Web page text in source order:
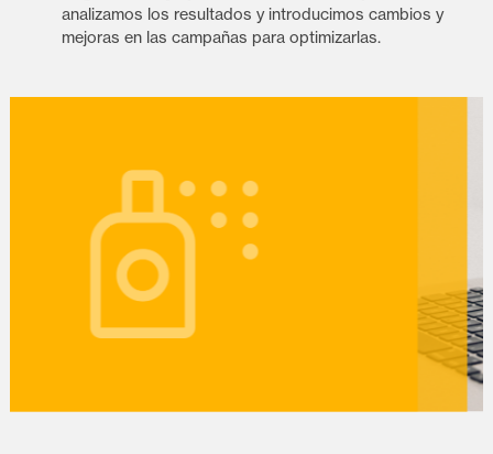
analizamos los resultados y introducimos cambios y
mejoras en las campañas para optimizarlas.